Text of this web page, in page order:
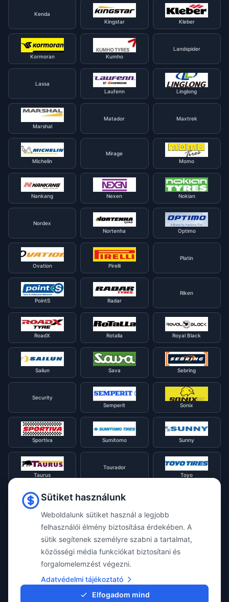
Kenda
Kingstar
Kleber
Kormoran Kumho
Landspider
Lassa
Laufenn
Linglong
Marshal
Matador Maxtrek
Michelin
Mirage
Momo
Nankang Nexen Nokian
Nordex
Nortenha
Optimo
Ovation Pirelli
Platin
PointS Radar
Riken
RoadX Rotalla Royal Black
Sailun Sava Sebring
Security
Semperit
Sonix
Sportiva Sumitomo Sunny
Taurus
Tourador
Toyo
Tracmax
Uniroyal
Viking Voyager
Vredestein
Sütiket használunk
Weboldalunk sütiket használ a legjobb
felhasználói élmény biztosítása érdekében. A
sütik segítenek személyre szabni a tartalmat,
közösségi média funkciókat biztosítani és
forgalomelemzést végezni.
Adatvédelmi tájékoztató
Elfogadom mind